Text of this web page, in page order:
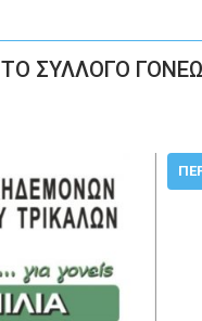
ΤΟ ΣΥΛΛΟΓΟ